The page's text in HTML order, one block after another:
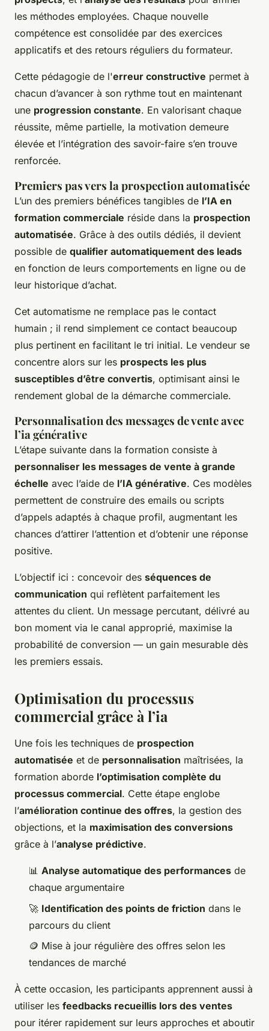
les méthodes employées. Chaque nouvelle
compétence est consolidée par des exercices
applicatifs et des retours réguliers du formateur.
Cette pédagogie de l'erreur constructive permet à
chacun d’avancer à son rythme tout en maintenant
une progression constante. En valorisant chaque
réussite, même partielle, la motivation demeure
élevée et l’intégration des savoir-faire s’en trouve
renforcée.
Premiers pas vers la prospection automatisée
L’un des premiers bénéfices tangibles de l’IA en
formation commerciale réside dans la prospection
automatisée. Grâce à des outils dédiés, il devient
possible de qualifier automatiquement des leads
en fonction de leurs comportements en ligne ou de
leur historique d’achat.
Cet automatisme ne remplace pas le contact
humain ; il rend simplement ce contact beaucoup
plus pertinent en facilitant le tri initial. Le vendeur se
concentre alors sur les prospects les plus
susceptibles d’être convertis, optimisant ainsi le
rendement global de la démarche commerciale.
Personnalisation des messages de vente avec
l’ia générative
L’étape suivante dans la formation consiste à
personnaliser les messages de vente à grande
échelle avec l’aide de l’IA générative. Ces modèles
permettent de construire des emails ou scripts
d’appels adaptés à chaque profil, augmentant les
chances d’attirer l’attention et d’obtenir une réponse
positive.
L’objectif ici : concevoir des séquences de
communication qui reflètent parfaitement les
attentes du client. Un message percutant, délivré au
bon moment via le canal approprié, maximise la
probabilité de conversion — un gain mesurable dès
les premiers essais.
Optimisation du processus
commercial grâce à l’ia
Une fois les techniques de prospection
automatisée et de personnalisation maîtrisées, la
formation aborde l’optimisation complète du
processus commercial. Cette étape englobe
l’amélioration continue des offres, la gestion des
objections, et la maximisation des conversions
grâce à l’analyse prédictive.
📊 Analyse automatique des performances de
chaque argumentaire
🚀 Identification des points de friction dans le
parcours du client
🪙 Mise à jour régulière des offres selon les
tendances de marché
À cette occasion, les participants apprennent aussi à
utiliser les feedbacks recueillis lors des ventes
pour itérer rapidement sur leurs approches et aboutir